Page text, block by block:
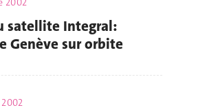
satellite Integral:
Genève sur orbite